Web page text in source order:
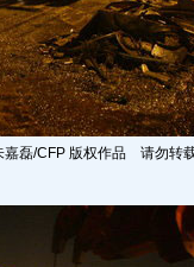
嘉磊/CFP 版权作品 请勿转